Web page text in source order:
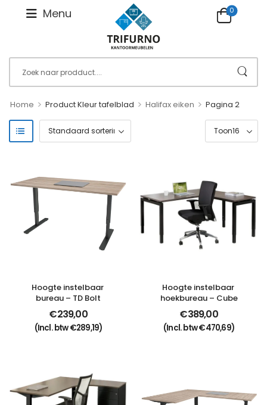
Menu 0
Home > Product Kleur tafelblad > Halifax eiken > Pagina 2
Hoogte instelbaar
bureau – TD Bolt
€239,00
(Incl. btw€289,19)
Hoogte instelbaar
hoekbureau – Cube
€389,00
(Incl. btw€470,69)